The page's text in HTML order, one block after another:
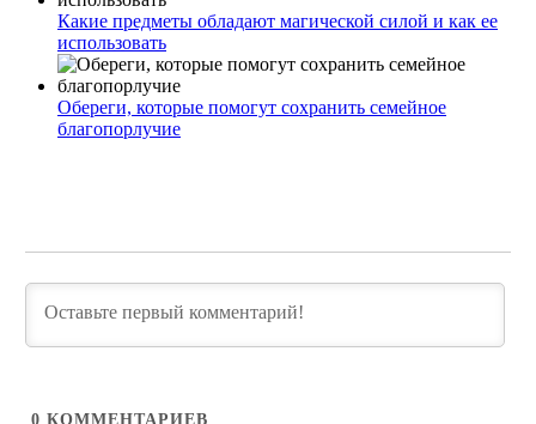
Какие предметы обладают магической силой и как ее
использовать
Обереги, которые помогут сохранить семейное
благопорлучие
0 КОММЕНТАРИЕВ